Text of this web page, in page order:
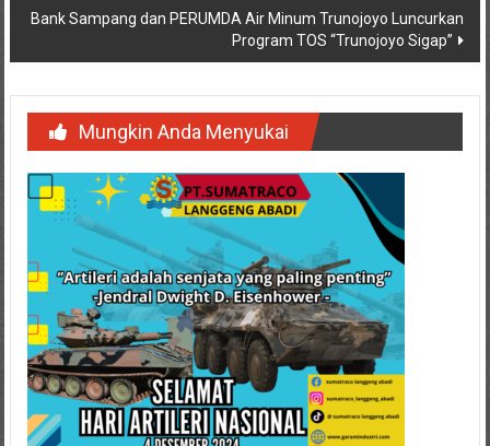
Bank Sampang dan PERUMDA Air Minum Trunojoyo Luncurkan
Program TOS “Trunojoyo Sigap”
Mungkin Anda Menyukai